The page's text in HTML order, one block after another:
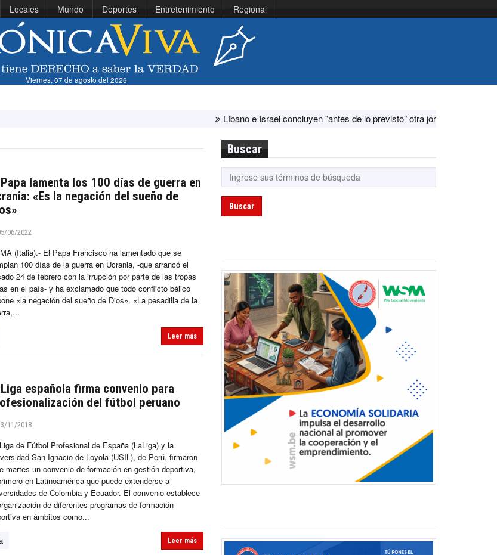
Locales Mundo Deportes Entretenimiento Regional
Viernes, 07 de agosto del 2026
Líbano e Israel concluyen "antes de lo previsto" otra jornada de diálogo por
lamenta los 100 días de guerra en
«Es la negación del sueño de
06/2022
(Italia).- El Papa Francisco ha lamentado que se
100 días de la guerra en Ucrania, -que arrancó el
24 de febrero con la irrupción por parte de las tropas
en el país- y ha exclamado que todo conflicto bélico
«la negación del sueño de Dios». «La pesadilla de la
Leer más
española firma convenio para
del fútbol peruano
11/2018
de Fútbol Profesional de España (LaLiga) y la
San Ignacio de Loyola (USIL), de Perú, firmaron
martes un convenio de formación en gestión deportiva,
en Latinoamérica que puede extenderse a
de Colombia y Ecuador. El convenio establece
de diferentes programas de formación
en ámbitos como...
Leer más
Buscar
Buscar